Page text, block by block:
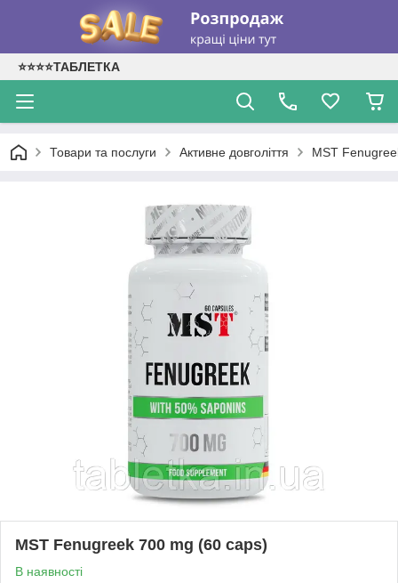
⭐⭐⭐⭐ТАБЛЕТКА
Товари та послуги Активне довголіття MST
MST Fenugreek 700 mg (60 caps)
В наявності